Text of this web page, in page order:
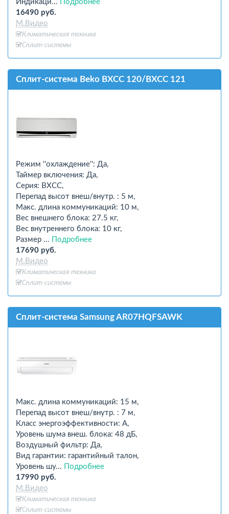
Индикаци...
Подробнее
16490 руб.
М.Видео
Климатическая техника
Сплит-системы
Сплит-система Beko BXCC 120/BXCC 121
Режим ''охлаждение'': Да,
Таймер включения: Да,
Серия: BXCC,
Перепад высот внеш/внутр. : 5 м,
Макс. длина коммуникаций: 10 м,
Вес внешнего блока: 27.5 кг,
Вес внутреннего блока: 10 кг,
Размер ...
Подробнее
17690 руб.
М.Видео
Климатическая техника
Сплит-системы
Сплит-система Samsung AR07HQFSAWK
Макс. длина коммуникаций: 15 м,
Перепад высот внеш/внутр. : 7 м,
Класс энергоэффективности: A,
Уровень шума внеш. блока: 48 дБ,
Воздушный фильтр: Да,
Вид гарантии: гарантийный талон,
Уровень шу...
Подробнее
17990 руб.
М.Видео
Климатическая техника
Сплит-системы